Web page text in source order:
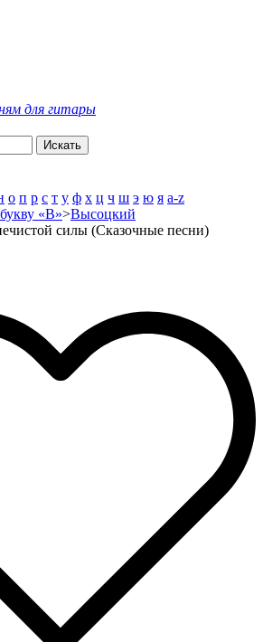
для гитары
о п р с т у ф х ц ч ш э ю я a-z
«В»>Высоцкий
силы (Сказочные песни)